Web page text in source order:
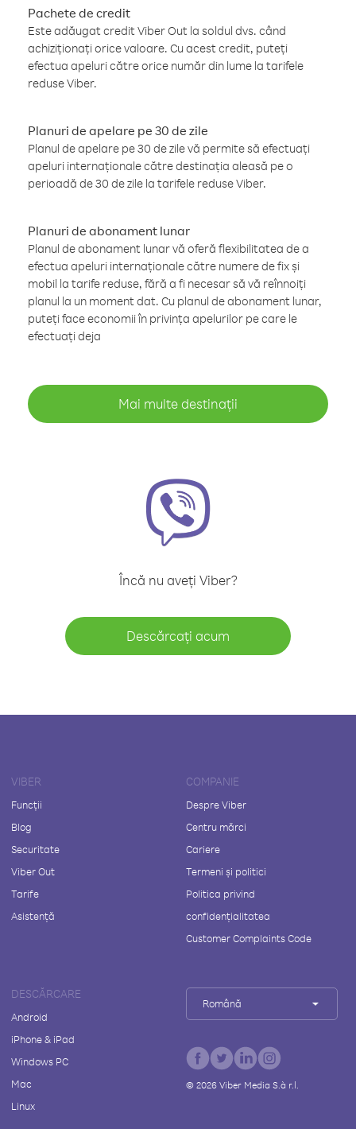
Pachete de credit
Este adăugat credit Viber Out la soldul dvs. când
achiziționați orice valoare. Cu acest credit, puteți
efectua apeluri către orice număr din lume la tarifele
reduse Viber.
Planuri de apelare pe 30 de zile
Planul de apelare pe 30 de zile vă permite să efectuați
apeluri internaționale către destinația aleasă pe o
perioadă de 30 de zile la tarifele reduse Viber.
Planuri de abonament lunar
Planul de abonament lunar vă oferă flexibilitatea de a
efectua apeluri internaționale către numere de fix și
mobil la tarife reduse, fără a fi necesar să vă reînnoiți
planul la un moment dat. Cu planul de abonament lunar,
puteți face economii în privința apelurilor pe care le
efectuați deja
Mai multe destinații
Încă nu aveți Viber?
Descărcați acum
VIBER
Funcții
Blog
Securitate
Viber Out
Tarife
Asistență
COMPANIE
Despre Viber
Centru mărci
Cariere
Termeni și politici
Politica privind
confidențialitatea
Customer Complaints Code
DESCĂRCARE
Android
iPhone & iPad
Windows PC
Mac
Linux
Română
© 2026Viber Media S.à r.l.